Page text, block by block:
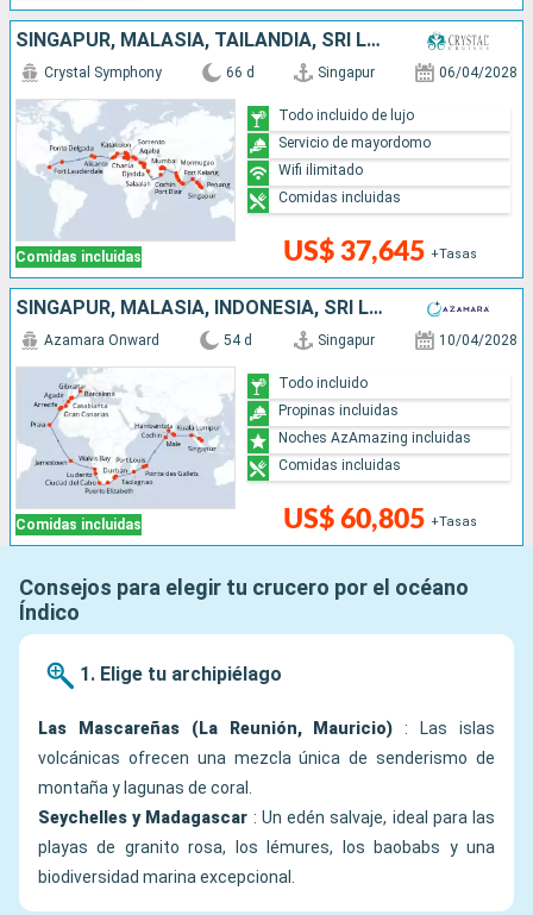
SINGAPUR, MALASIA, TAILANDIA, SRI LANKA, INDIA, EMIRATOS ÁRABES UNIDOS, OMAN, ARABIA SAUDÍ, JORDANIA, EGIPTO, GRECIA, MALTA, TÚNEZ, ITALIA, ESPAÑA, PORTUGAL, REINO UNIDO, ESTADOS UNIDOS
Comidas incluidas
Crystal Symphony 66 d Singapur 06/04/2028
US$ 37,645 +Tasas
Todo incluido de lujo
Servicio de mayordomo
Wifi ilimitado
Comidas incluidas
SINGAPUR, MALASIA, INDONESIA, SRI LANKA, INDIA, MALDIVAS, MAURICE, FRANCIA, MADAGASCAR, SUDAFRICA, NAMIBIA, REINO UNIDO, CABO VERDE, MARRUECOS, ESPAÑA
Comidas incluidas
Azamara Onward 54 d Singapur 10/04/2028
US$ 60,805 +Tasas
Todo incluido
Propinas incluidas
Noches AzAmazing incluidas
Comidas incluidas
Consejos para elegir tu crucero por el océano
Índico
1. Elige tu archipiélago
Las Mascareñas (La Reunión, Mauricio) : Las islas
volcánicas ofrecen una mezcla única de senderismo de
montaña y lagunas de coral.
Seychelles y Madagascar : Un edén salvaje, ideal para las
playas de granito rosa, los lémures, los baobabs y una
biodiversidad marina excepcional.